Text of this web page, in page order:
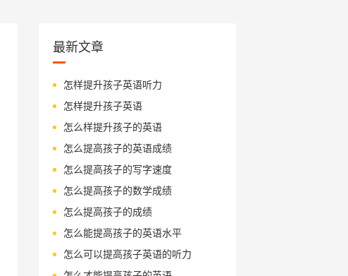
最新文章
怎样提升孩子英语听力
怎样提升孩子英语
怎么样提升孩子的英语
怎么提高孩子的英语成绩
怎么提高孩子的写字速度
怎么提高孩子的数学成绩
怎么提高孩子的成绩
怎么能提高孩子的英语水平
怎么可以提高孩子英语的听力